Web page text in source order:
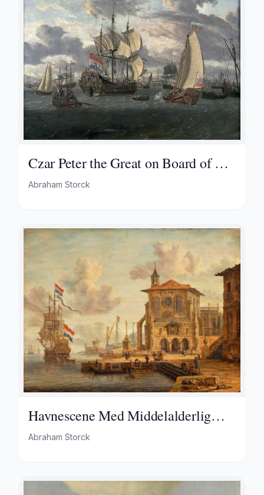
Czar Peter the Great on Board of His
Yacht En Route to the Pieter En Paul
Abraham Storck
Havnescene Med Middelalderlig
Bygning
Abraham Storck